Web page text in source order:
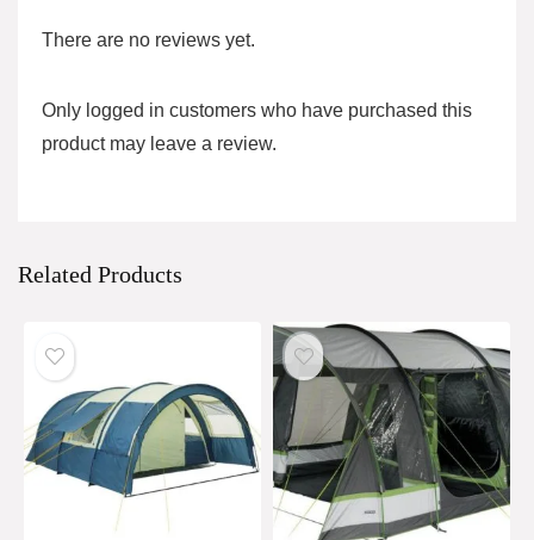
There are no reviews yet.
Only logged in customers who have purchased this
product may leave a review.
Related Products